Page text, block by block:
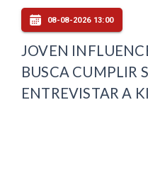
08-08-2026 13:00
JOVEN
BUSCA CUMPLIR
ENTREVISTAR A